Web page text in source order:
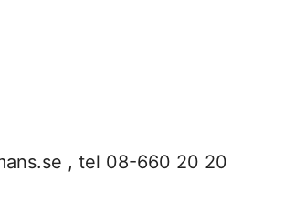
, tel 08-660 20 20